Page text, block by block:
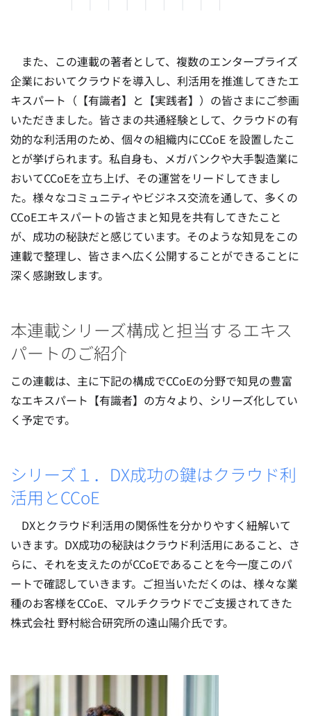
また、この連載の著者として、複数のエンタープライズ
企業においてクラウドを導入し、利活用を推進してきたエ
キスパート（【有識者】と【実践者】）の皆さまにご参画
いただきました。皆さまの共通経験として、クラウドの有
効的な利活用のため、個々の組織内にCCoE を設置したこ
とが挙げられます。私自身も、メガバンクや大手製造業に
おいてCCoEを立ち上げ、その運営をリードしてきまし
た。様々なコミュニティやビジネス交流を通して、多くの
CCoEエキスパートの皆さまと知見を共有してきたこと
が、成功の秘訣だと感じています。そのような知見をこの
連載で整理し、皆さまへ広く公開することができることに
深く感謝致します。
本連載シリーズ構成と担当するエキス
パートのご紹介
この連載は、主に下記の構成でCCoEの分野で知見の豊富
なエキスパート【有識者】の方々より、シリーズ化してい
く予定です。
シリーズ１．DX成功の鍵はクラウド利
活用とCCoE
DXとクラウド利活用の関係性を分かりやすく紐解いて
いきます。DX成功の秘訣はクラウド利活用にあること、さ
らに、それを支えたのがCCoEであることを今一度このパ
ートで確認していきます。ご担当いただくのは、様々な業
種のお客様をCCoE、マルチクラウドでご支援されてきた
株式会社 野村総合研究所の遠山陽介氏です。